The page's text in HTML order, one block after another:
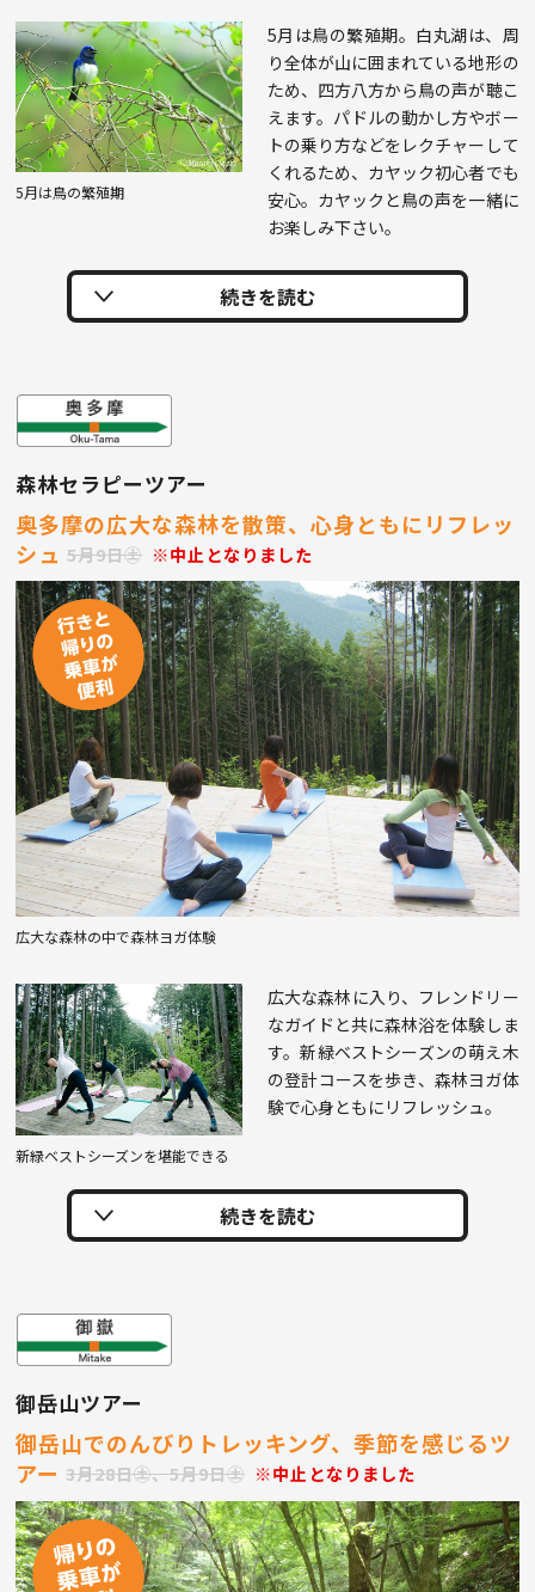
5月は鳥の繁殖期
5月は鳥の繁殖期。白丸湖は、周
り全体が山に囲まれている地形の
ため、四方八方から鳥の声が聴こ
えます。パドルの動かし方やボー
トの乗り方などをレクチャーして
くれるため、カヤック初心者でも
安心。カヤックと鳥の声を一緒に
お楽しみ下さい。
森林セラピーツアー
奥多摩の広大な森林を散策、心身ともにリフレッ
シュ5月9日㊏ ※中止となりました
広大な森林の中で森林ヨガ体験
新緑ベストシーズンを堪能できる
広大な森林に入り、フレンドリー
なガイドと共に森林浴を体験しま
す。新緑ベストシーズンの萌え木
の登計コースを歩き、森林ヨガ体
験で心身ともにリフレッシュ。
御岳山ツアー
御岳山でのんびりトレッキング、季節を感じるツ
アー 3月28日㊏、5月9日㊏ ※中止となりました